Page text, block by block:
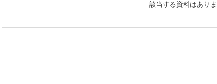
該当する資料はあり